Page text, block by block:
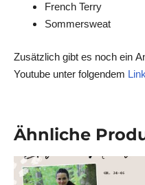
French Terry
Sommersweat
Zusätzlich gibt es noch ein
Youtube unter folgendem Link
Ähnliche